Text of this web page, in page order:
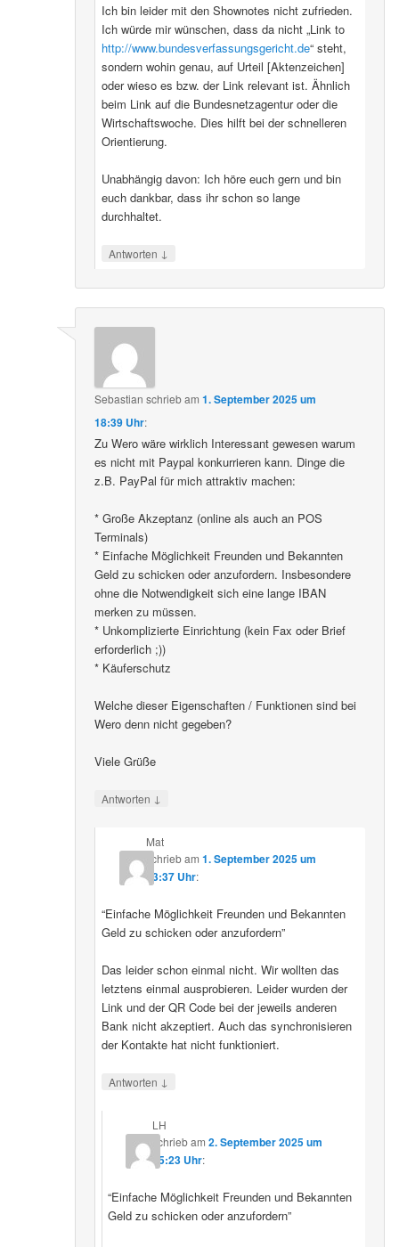
Ich bin leider mit den Shownotes nicht zufrieden.
Ich würde mir wünschen, dass da nicht „Link to
http://www.bundesverfassungsgericht.de“ steht,
sondern wohin genau, auf Urteil [Aktenzeichen]
oder wieso es bzw. der Link relevant ist. Ähnlich
beim Link auf die Bundesnetzagentur oder die
Wirtschaftswoche. Dies hilft bei der schnelleren
Orientierung.
Unabhängig davon: Ich höre euch gern und bin
euch dankbar, dass ihr schon so lange
durchhaltet.
Antworten ↓
Sebastian schriebam1. September 2025 um
18:39 Uhr:
Zu Wero wäre wirklich Interessant gewesen warum
es nicht mit Paypal konkurrieren kann. Dinge die
z.B. PayPal für mich attraktiv machen:
* Große Akzeptanz (online als auch an POS
Terminals)
* Einfache Möglichkeit Freunden und Bekannten
Geld zu schicken oder anzufordern. Insbesondere
ohne die Notwendigkeit sich eine lange IBAN
merken zu müssen.
* Unkomplizierte Einrichtung (kein Fax oder Brief
erforderlich ;))
* Käuferschutz
Welche dieser Eigenschaften / Funktionen sind bei
Wero denn nicht gegeben?
Viele Grüße
Antworten ↓
Mat
schriebam 1. September 2025 um
23:37 Uhr:
“Einfache Möglichkeit Freunden und Bekannten
Geld zu schicken oder anzufordern”
Das leider schon einmal nicht. Wir wollten das
letztens einmal ausprobieren. Leider wurden der
Link und der QR Code bei der jeweils anderen
Bank nicht akzeptiert. Auch das synchronisieren
der Kontakte hat nicht funktioniert.
Antworten ↓
LH
schriebam2. September 2025 um
15:23 Uhr:
“Einfache Möglichkeit Freunden und Bekannten
Geld zu schicken oder anzufordern”